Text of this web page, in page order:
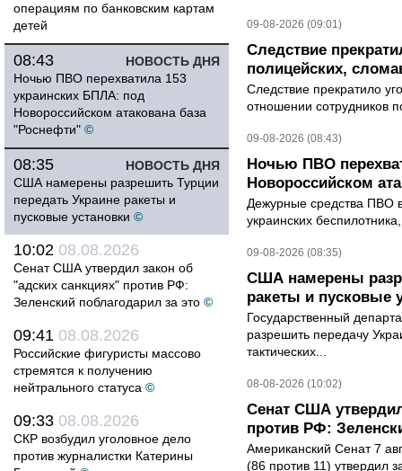
операциям по банковским картам
детей
НОВОСТЬ ДНЯ
08:43
Ночью ПВО перехватила 153
украинских БПЛА: под
Новороссийском атакована база
"Роснефти" ©
НОВОСТЬ ДНЯ
08:35
США намерены разрешить Турции
передать Украине ракеты и
пусковые установки ©
10:02 08.08.2026
Сенат США утвердил закон об
"адских санкциях" против РФ:
Зеленский поблагодарил за это ©
09:41 08.08.2026
Российские фигуристы массово
стремятся к получению
нейтрального статуса ©
09:33 08.08.2026
СКР возбудил уголовное дело
против журналистки Катерины
09-08-2026 (09:01)
Следствие
полицейских,
Следствие прекратило
отношении сотрудников
09-08-2026 (08:43)
Ночью ПВО
Новороссийском
Дежурные средства ПВО
украинских
09-08-2026 (08:35)
США намерены
ракеты и пусковые
Государственный
разрешить передачу
тактических...
08-08-2026 (10:02)
Сенат США
против РФ:
Американский Сенат 7
(86 против 11) утвердил